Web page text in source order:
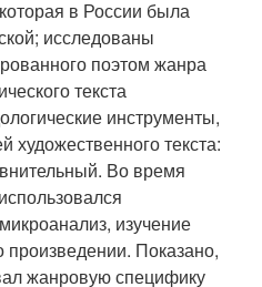
в России была
исследованы
поэтом жанра
текста
инструменты,
художественного текста:
Во время
изучение
произведении. Показано,
жанровую специфику